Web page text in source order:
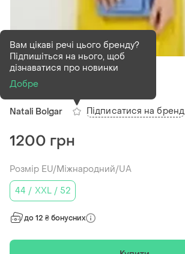
В наявності1 шт
Сукня nataly bolgar
Natali Bolgar
Вам цікаві речі цього бренду?
Підпишіться на нього, щоб
дізнаватися про новинки
Добре
Підписатися на бренд
1200 грн
Розмір EU/Міжнародний/UA
44 / XXL / 52
до 12 ₴ бонусних